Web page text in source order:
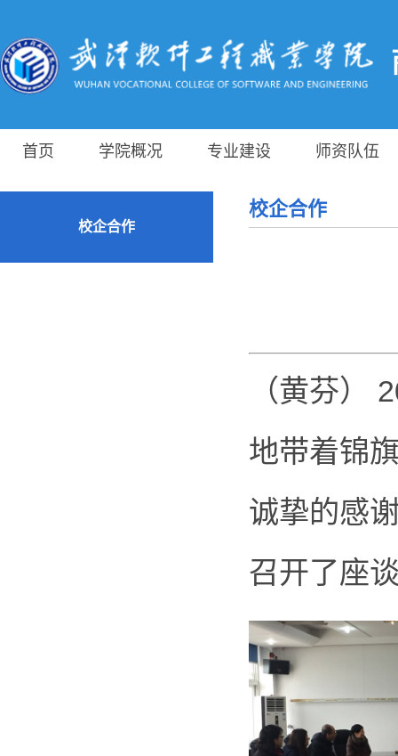
首页 学院概况 专业建设 师资队伍
校企合作
校企合作
（黄芬）
地带着锦
诚挚的感
召开了座